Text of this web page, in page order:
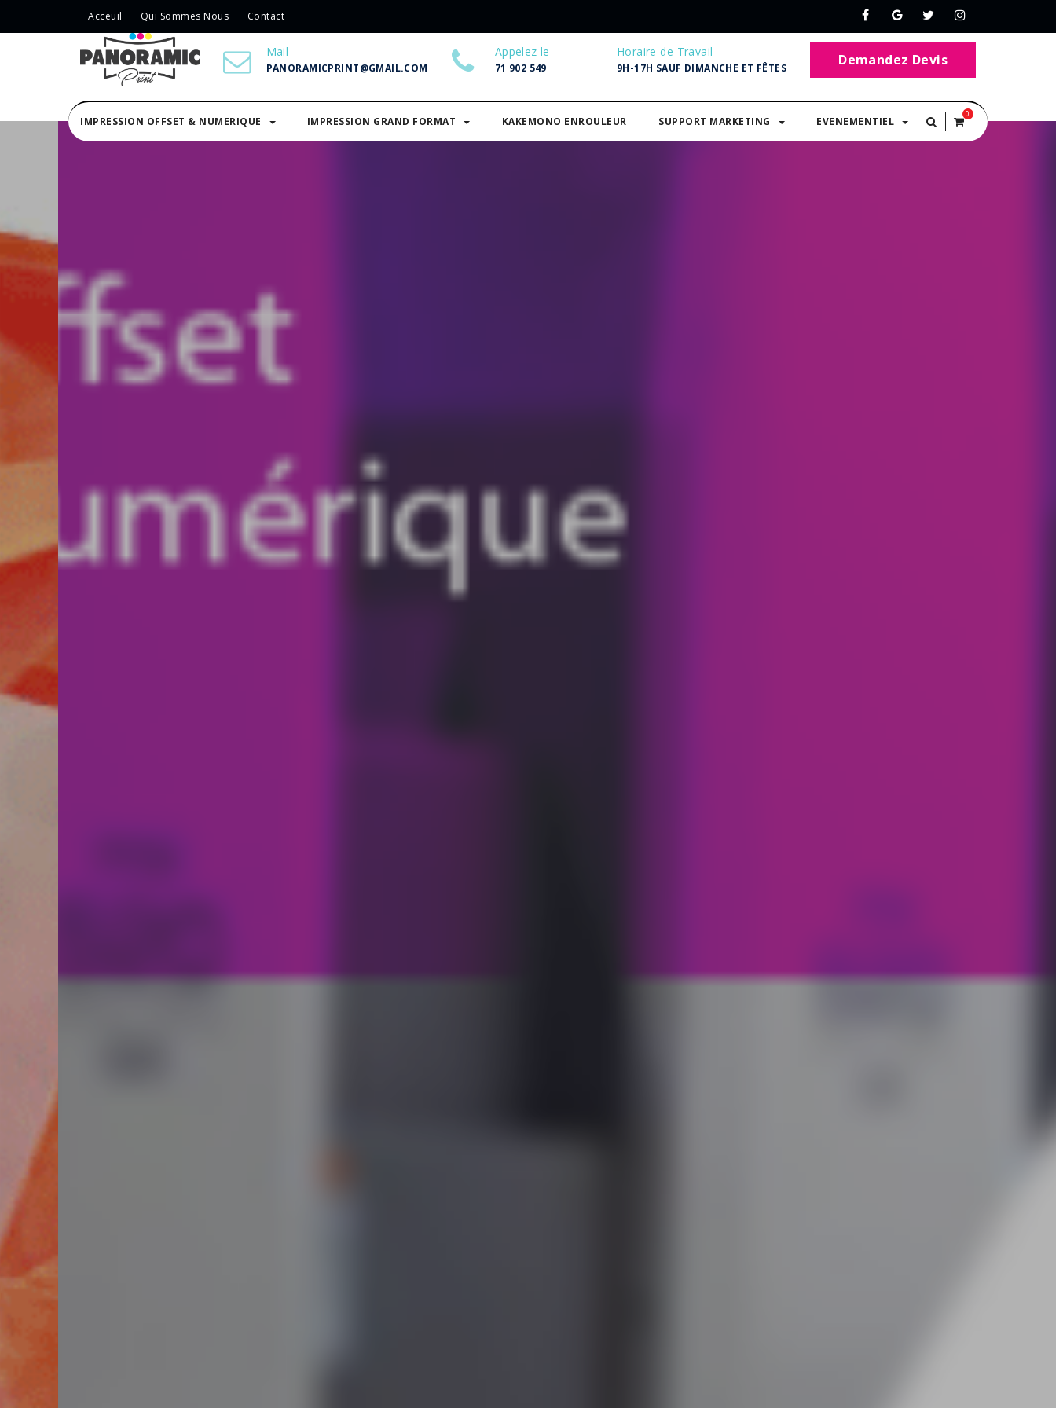
Acceuil Qui Sommes Nous Contact
Mail
PANORAMICPRINT@GMAIL.COM
Appelez le
71 902 549
Horaire de Travail
9H-17H SAUF DIMANCHE ET FÊTES Demandez Devis
IMPRESSION OFFSET & NUMERIQUE IMPRESSION GRAND FORMAT KAKEMONO ENROULEUR SUPPORT MARKETING EVENEMENTIEL
0